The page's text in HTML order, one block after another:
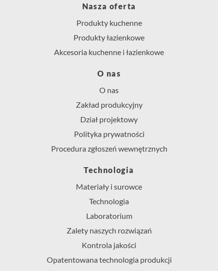
Nasza oferta
Produkty kuchenne
Produkty łazienkowe
Akcesoria kuchenne i łazienkowe
O nas
O nas
Zakład produkcyjny
Dział projektowy
Polityka prywatności
Procedura zgłoszeń wewnętrznych
Technologia
Materiały i surowce
Technologia
Laboratorium
Zalety naszych rozwiązań
Kontrola jakości
Opatentowana technologia produkcji